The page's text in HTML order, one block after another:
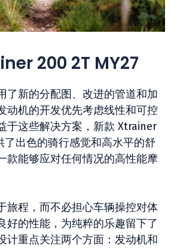
200 2T MY27
了新的分配图、改进的管道和加
动机的开发优先考虑线性和可控
于这些解决方案，新款 Xtrainer
了出色的骑行感觉和高水平的舒
款能够应对任何情况的高性能摩
旅程，而不必担心车辆操控对体
好的性能，为纯粹的乐趣留下了
计重点关注两个方面：发动机和